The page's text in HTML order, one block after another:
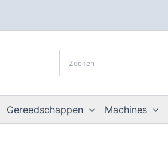
Gereedschappen Machines